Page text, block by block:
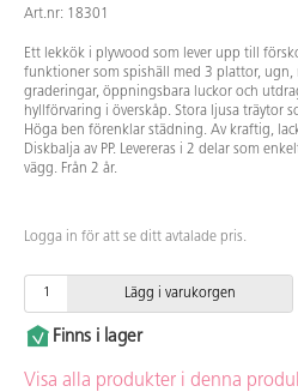
Art.nr: 18301
Ett lekkök i plywood som lever upp till
funktioner som spishäll med 3 plattor, ugn,
graderingar, öppningsbara luckor och
hyllförvaring i överskåp. Stora ljusa träytor
Höga ben förenklar städning. Av kraftig,
Diskbalja av PP. Levereras i 2 delar som
vägg. Från 2 år.
Logga in för att se ditt avtalade pris.
Lägg i varukorgen
Finns i lager
Visa alla produkter i denna